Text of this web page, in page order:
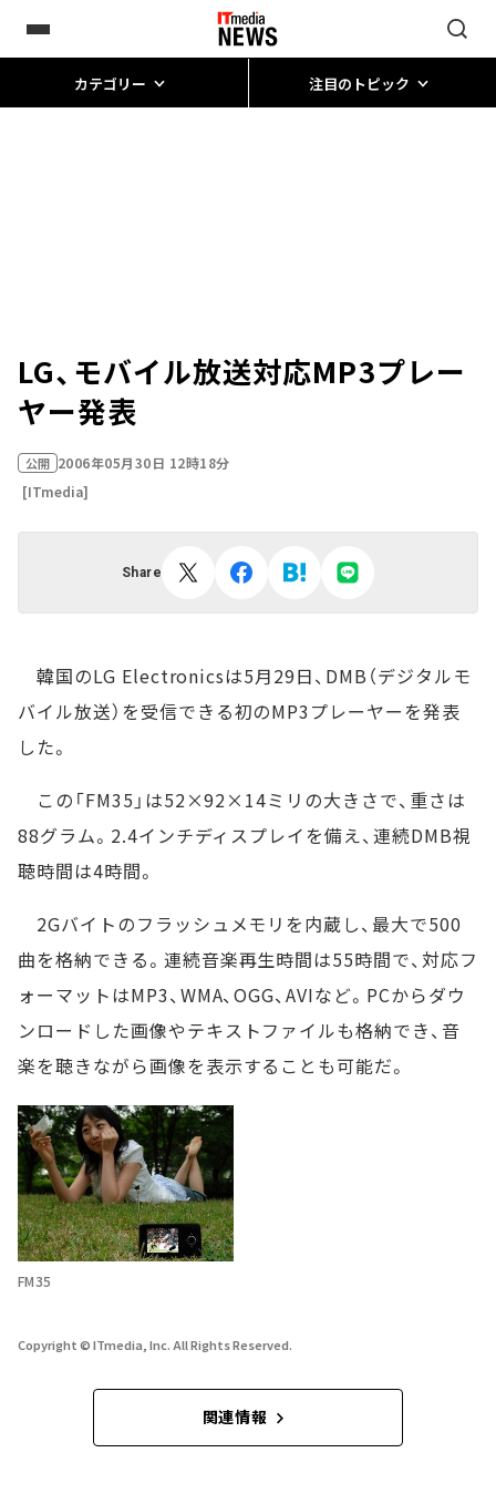
カテゴリー 注目のトピック
LG、モバイル放送対応MP3プレー
ヤー発表
公開 2006年05月30日 12時18分
[ITmedia]
Share
韓国のLG Electronicsは5月29日、DMB（デジタルモ
バイル放送）を受信できる初のMP3プレーヤーを発表
した。
この「FM35」は52×92×14ミリの大きさで、重さは
88グラム。2.4インチディスプレイを備え、連続DMB視
聴時間は4時間。
2Gバイトのフラッシュメモリを内蔵し、最大で500
曲を格納できる。連続音楽再生時間は55時間で、対応フ
ォーマットはMP3、WMA、OGG、AVIなど。PCからダウ
ンロードした画像やテキストファイルも格納でき、音
楽を聴きながら画像を表示することも可能だ。
FM35
Copyright © ITmedia, Inc. All Rights Reserved.
関連情報